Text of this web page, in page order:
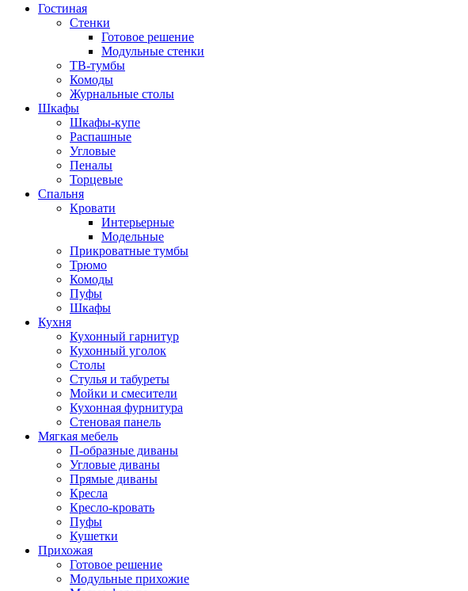
Гостиная
Стенки
Готовое решение
Модульные стенки
ТВ-тумбы
Комоды
Журнальные столы
Шкафы
Шкафы-купе
Распашные
Угловые
Пеналы
Торцевые
Спальня
Кровати
Интерьерные
Модельные
Прикроватные тумбы
Трюмо
Комоды
Пуфы
Шкафы
Кухня
Кухонный гарнитур
Кухонный уголок
Столы
Стулья и табуреты
Мойки и смесители
Кухонная фурнитура
Стеновая панель
Мягкая мебель
П-образные диваны
Угловые диваны
Прямые диваны
Кресла
Кресло-кровать
Пуфы
Кушетки
Прихожая
Готовое решение
Модульные прихожие